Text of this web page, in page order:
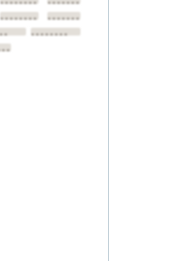
••••••••
••••••••
••••••••
••••••••
••••••••